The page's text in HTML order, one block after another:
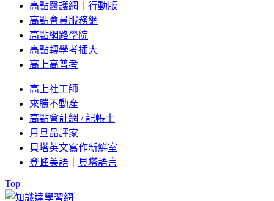
高點醫護網
行動版
高點會員服務網
高點網路學院
高點轉學考插大
高上高普考
高上社工師
來勝不動產
高點會計網 / 記帳士
月旦品評家
貝塔英文寫作新鮮室
登峰美語
貝塔語言
Top